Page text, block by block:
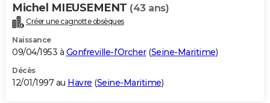
Michel MIEUSEMENT (43 ans)
Créer une cagnotte obsèques
Naissance
09/04/1953 à Gonfreville-l'Orcher(Seine-Maritime)
Décès
12/01/1997 au Havre (Seine-Maritime)